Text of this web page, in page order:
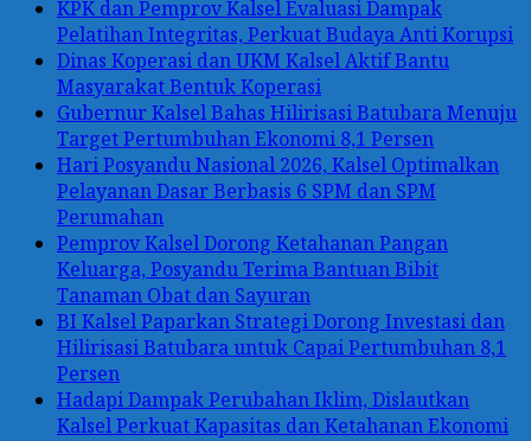
KPK dan Pemprov Kalsel Evaluasi Dampak
Pelatihan Integritas, Perkuat Budaya Anti Korupsi
Dinas Koperasi dan UKM Kalsel Aktif Bantu
Masyarakat Bentuk Koperasi
Gubernur Kalsel Bahas Hilirisasi Batubara Menuju
Target Pertumbuhan Ekonomi 8,1 Persen
Hari Posyandu Nasional 2026, Kalsel Optimalkan
Pelayanan Dasar Berbasis 6 SPM dan SPM
Perumahan
Pemprov Kalsel Dorong Ketahanan Pangan
Keluarga, Posyandu Terima Bantuan Bibit
Tanaman Obat dan Sayuran
BI Kalsel Paparkan Strategi Dorong Investasi dan
Hilirisasi Batubara untuk Capai Pertumbuhan 8,1
Persen
Hadapi Dampak Perubahan Iklim, Dislautkan
Kalsel Perkuat Kapasitas dan Ketahanan Ekonomi